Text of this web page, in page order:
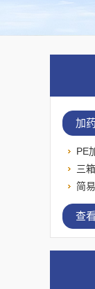
加
PE
三
简
查